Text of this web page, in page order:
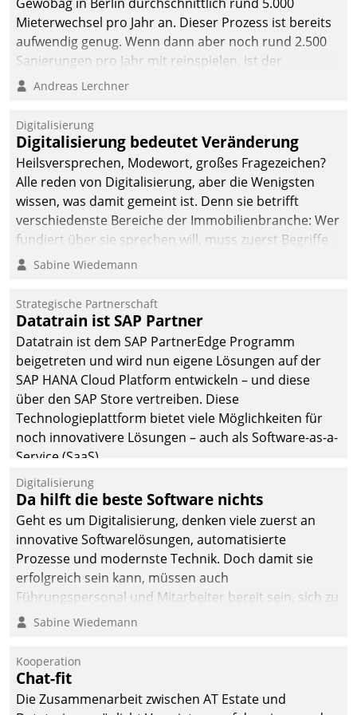
Mieterwechsel pro Jahr an. Dieser Prozess ist bereits
aufwendig genug. Wenn dann aber noch rund 2.500
Sanierungen pro Jahr mit reinspielen, ist der
Betreuungs- und Organisationsaufwand immens. Im
kommunale Wohnungsbauunternehmen daher
gemeinsam mit der Berliner Datatrain GmbH den
Teilprozess der Objektsanierung digitalisiert.
Andreas Lerchner
Digitalisierung
Digitalisierung bedeutet Veränderung
Heilsversprechen, Modewort, großes Fragezeichen?
Alle reden von Digitalisierung, aber die Wenigsten
wissen, was damit gemeint ist. Denn sie betrifft
verschiedenste Bereiche der Immobilienbranche: Wer
fundiert über sie sprechen will, muss zuerst Begriffe
klären. Ein Aspekt ist die betriebliche Optimierung:
Einsparungen durch optimierte und automatisierte
Prozesse. Doch man darf nicht zu viel erwarten: Allein
mit der Einführung einer neuen Software ist es nicht
getan. Die Digitalisierung erfordert von Unternehmen
die Bereitschaft, sich zu überprüfen, zu hinterfragen
und zu verändern.
Sabine Wiedemann
Strategische Partnerschaft
Datatrain ist SAP Partner
Datatrain ist dem SAP PartnerEdge Programm
beigetreten und wird nun eigene Lösungen auf der
SAP HANA Cloud Platform entwickeln – und diese
über den SAP Store vertreiben. Diese
Technologieplattform bietet viele Möglichkeiten für
noch innovativere Lösungen – auch als Software-as-a-
Service (SaaS).
Digitalisierung
Da hilft die beste Software nichts
Geht es um Digitalisierung, denken viele zuerst an
innovative Softwarelösungen, automatisierte
Prozesse und modernste Technik. Doch damit sie
erfolgreich sein kann, müssen auch
Führungspersonal und Mitarbeiter bereit sein, sich zu
verändern und anzupassen, sonst werden sie an ihr
Sabine Wiedemann
Kooperation
Chat-fit
Die Zusammenarbeit zwischen AT Estate und